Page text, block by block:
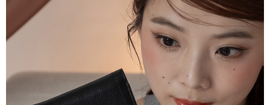
請求用戶進行身份認證。
５．嚴禁一人註冊多個帳號或使用他人資訊註冊。若發現惡意使用之情形，
恩沛科技股份有限公司將有權停止該用戶之使用額度並採取法律行動。
每筆NT$100